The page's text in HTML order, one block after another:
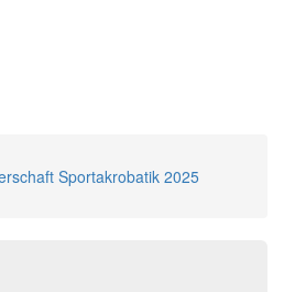
Sportakrobatik 2025